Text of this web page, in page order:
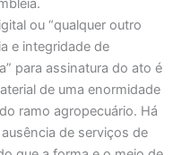
ou “qualquer outro
e integridade de
para assinatura do ato é
de uma enormidade
ramo agropecuário. Há
de serviços de